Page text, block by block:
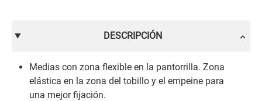
DESCRIPCIÓN
Medias con zona flexible en la pantorrilla. Zona
elástica en la zona del tobillo y el empeine para
una mejor fijación.